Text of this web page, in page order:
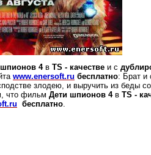
4в TS - качестве и с
www.enersoft.ru бесплатно: Брат и
злодею, и выручить из беды
что фильм Дети шпионов 4в TS -
бесплатно